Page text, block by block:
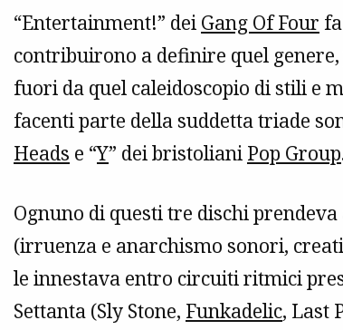
“Entertainment!” dei Gang Of Four
contribuirono a definire quel
fuori da quel caleidoscopio di stili e
facenti parte della suddetta triade
Heads e “Y” dei bristoliani Pop Group
Ognuno di questi tre dischi
(irruenza e anarchismo sonori,
le innestava entro circuiti ritmici
Settanta (Sly Stone, Funkadelic, Last